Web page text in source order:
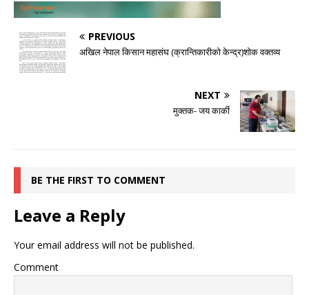
PREVIOUS
अखिल नेपाल किसान महासंघ (क्रान्तिकारीको केन्द्र)शोक वक्तव्य
NEXT
मुक्तक- जय कार्की
BE THE FIRST TO COMMENT
Leave a Reply
Your email address will not be published.
Comment